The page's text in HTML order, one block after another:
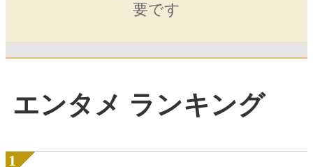
要です
エンタメ ランキング